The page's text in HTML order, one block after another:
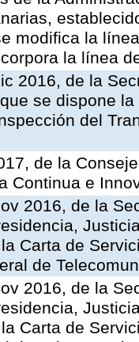
modifica la
la línea
2016, de la
se dispone
del
de la
Continua e
2016, de la
Carta de
de
2016, de la
Carta de